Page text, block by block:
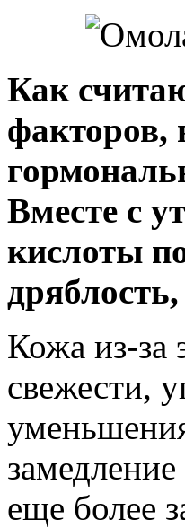
Как
факторов,
Вместе с
кислоты
Кожа из-за
свежести,
еще более